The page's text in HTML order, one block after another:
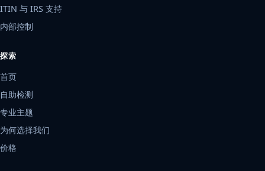
ITIN 与 IRS 支持
内部控制
探索
首页
自助检测
专业主题
为何选择我们
价格